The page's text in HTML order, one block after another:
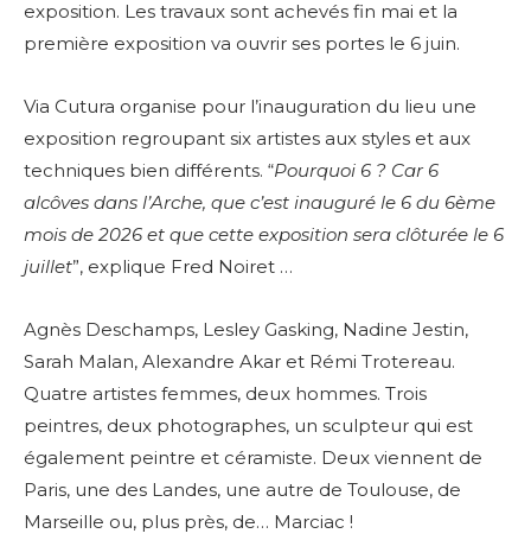
exposition. Les travaux sont achevés fin mai et la
première exposition va ouvrir ses portes le 6 juin.
Via Cutura organise pour l’inauguration du lieu une
exposition regroupant six artistes aux styles et aux
techniques bien différents. “Pourquoi 6 ? Car 6
alcôves dans l’Arche, que c’est inauguré le 6 du 6ème
mois de 2026 et que cette exposition sera clôturée le 6
juillet”, explique Fred Noiret …
Agnès Deschamps, Lesley Gasking, Nadine Jestin,
Sarah Malan, Alexandre Akar et Rémi Trotereau.
Quatre artistes femmes, deux hommes. Trois
peintres, deux photographes, un sculpteur qui est
également peintre et céramiste. Deux viennent de
Paris, une des Landes, une autre de Toulouse, de
Marseille ou, plus près, de… Marciac !